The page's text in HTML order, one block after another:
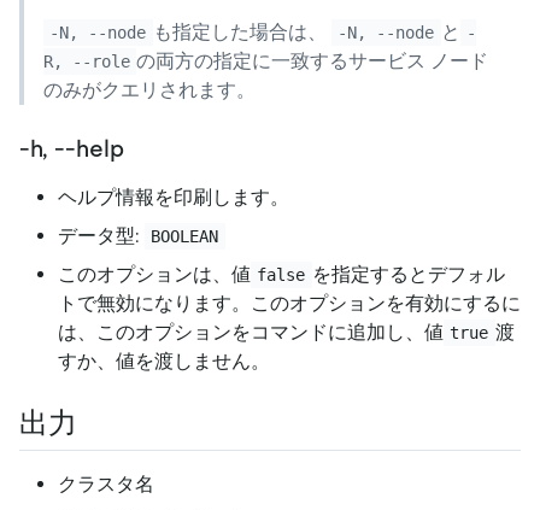
-N, --node も指定した場合は、 -N, --node と
-
R, --role の両方の指定に一致するサービス ノード
のみがクエリされます。
-h, --help
ヘルプ情報を印刷します。
データ型:
BOOLEAN
このオプションは、値 false を指定するとデフォル
トで無効になります。このオプションを有効にするに
は、このオプションをコマンドに追加し、値 true 渡
すか、値を渡しません。
出力
クラスタ名